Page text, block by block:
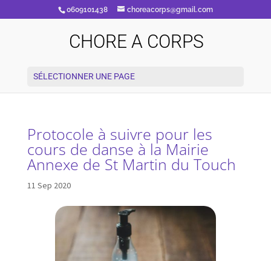
0609101438 choreacorps@gmail.com
CHORE A CORPS
SÉLECTIONNER UNE PAGE
Protocole à suivre pour les
cours de danse à la Mairie
Annexe de St Martin du Touch
11 Sep 2020